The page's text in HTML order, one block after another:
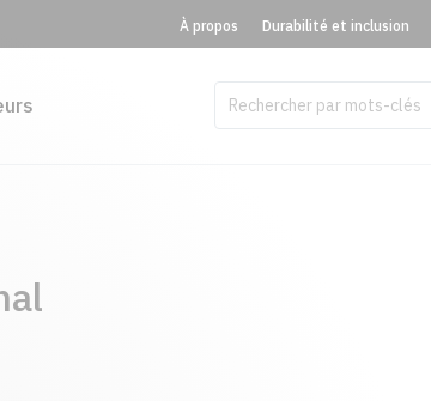
À propos Durabilité et inclusion